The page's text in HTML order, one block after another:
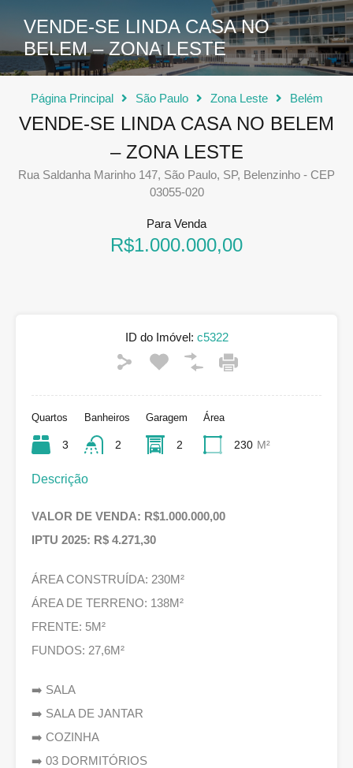
VENDE-SE LINDA CASA NO
BELEM – ZONA LESTE
Página Principal São Paulo Zona Leste Belém
VENDE-SE LINDA CASA NO BELEM
– ZONA LESTE
Rua Saldanha Marinho 147, São Paulo, SP, Belenzinho - CEP
03055-020
Para Venda
R$1.000.000,00
ID do Imóvel: c5322
Quartos
3
Banheiros
2
Garagem
2
Área
230 M²
Descrição
VALOR DE VENDA: R$1.000.000,00
IPTU 2025: R$ 4.271,30
ÁREA CONSTRUÍDA: 230M²
ÁREA DE TERRENO: 138M²
FRENTE: 5M²
FUNDOS: 27,6M²
➡️ SALA
➡️ SALA DE JANTAR
➡️ COZINHA
➡️ 03 DORMITÓRIOS